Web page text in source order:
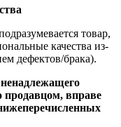
товар,
качества из-
дефектов/брака).
продавцом, вправе